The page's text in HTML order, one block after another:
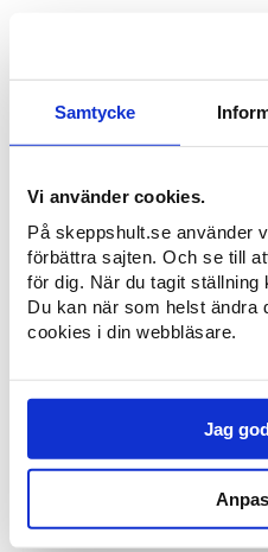
Samtycke
Vi använder cookies.
På skeppshult.se använder
förbättra sajten. Och se till
för dig. När du tagit ställning
Du kan när som helst ändra
cookies i din webbläsare.
Jag
Den perfekta "dela-cykeln". Lång
ramen gör det superenkelt att hoppa
familjen, kollektivet, eller varför inte
ha en enda cykel i sommarhuset; här
bara att dela!
Utvecklad och tillverkad, från rör till
vår egen fabrik i Skeppshult.
PRODUKTFAKTA